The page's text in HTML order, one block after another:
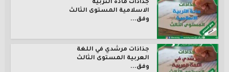
جذاذات مادة التربية
الاسلامية المستوى الثالث
وفق...
جذاذات مرشدي في اللغة
العربية المستوى الثالث
وفق...